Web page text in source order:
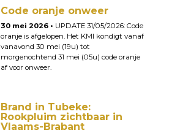
Code oranje onweer
30 mei 2026 • UPDATE 31/05/2026: Code
oranje is afgelopen. Het KMI kondigt vanaf
vanavond 30 mei (19u) tot
morgenochtend 31 mei (05u) code oranje
af voor onweer.
Brand in Tubeke:
Rookpluim zichtbaar in
Vlaams-Brabant